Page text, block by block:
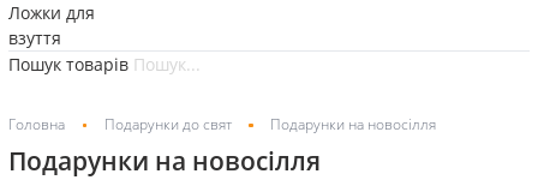
Ложки для
взуття
Пошук товарів
Головна Подарунки до свят Подарунки на новосілля
Подарунки на новосілля